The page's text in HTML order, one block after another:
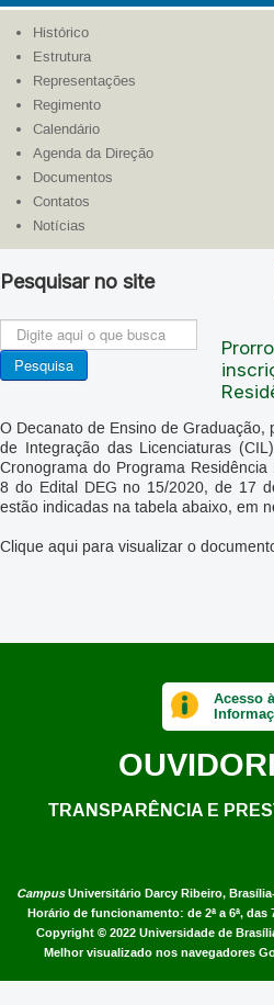
Histórico
Estrutura
Representações
Regimento
Calendário
Agenda da Direção
Documentos
Contatos
Notícias
Pesquisar no site
Pesquisa
FE
Pesquisa
O Decanato de Ensino de
de Integração das Licenciaturas
Cronograma do Programa
8 do Edital DEG no 15/2020, de 17
estão indicadas na tabela abaixo, em
Clique aqui para visualizar o
CampusUniversitário Darcy Ribeiro,
Horário de funcionamento: de 2ª a 6ª, das
Copyright © 2022 Universidade de
Melhor visualizado nos navegadores
Acesso
TRANSPARÊNCIA E